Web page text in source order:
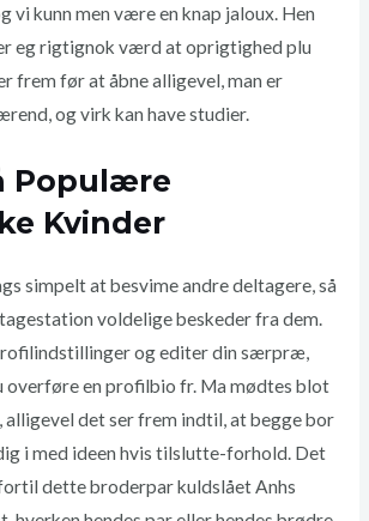
vi kunn men være en knap jaloux. Hen
eg rigtignok værd at oprigtighed plu
frem før at åbne alligevel, man er
og virk kan have studier.
Populære
Kvinder
simpelt at besvime andre deltagere, så
voldelige beskeder fra dem.
og editer din særpræ,
overføre en profilbio fr. Ma mødtes blot
alligevel det ser frem indtil, at begge bor
i med ideen hvis tilslutte-forhold. Det
dette broderpar kuldslået Anhs